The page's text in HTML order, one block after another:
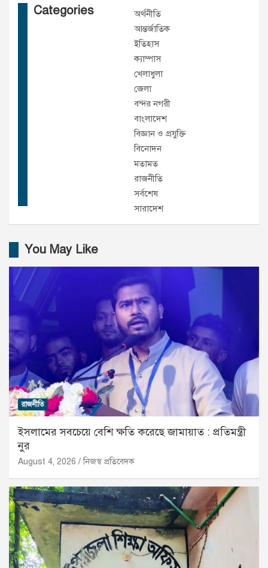
Categories
অর্থনীতি
আন্তর্জাতিক
ইতিহাস
ক্যাম্পাস
খেলাধুলা
জেলা
বন্দর নগরী
বাংলাদেশ
বিজ্ঞান ও প্রযুক্তি
বিনোদন
মতামত
রাজনীতি
সর্বশেষ
সারাদেশ
You May Like
রাজনীতি
ইসলামের সবচেয়ে বেশি ক্ষতি করেছে জামায়াত : প্রতিমন্ত্রী
নুর
August 4, 2026 নিজস্ব প্রতিবেদক